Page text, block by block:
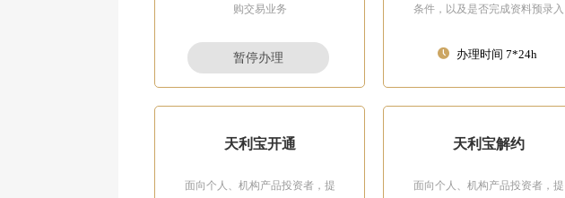
购交易业务
暂停办理
条件，以及是否完成资料预录入
办理时间 7*24h
天利宝开通
面向个人、机构产品投资者，提
天利宝解约
面向个人、机构产品投资者，提